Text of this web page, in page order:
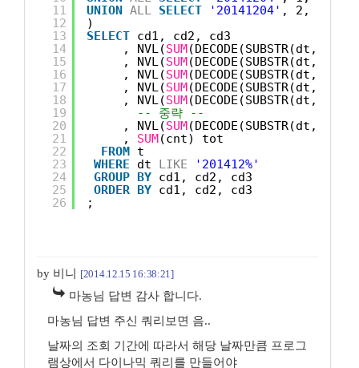
11
12
13
14
15
16
17
18
19
20
21
22
23
24
25
26
UNION ALL SELECT '20141204' , 2, 1, 1,
)
SELECT cd1, cd2, cd3
, NVL(SUM(DECODE(SUBSTR(dt, 7,
, NVL(SUM(DECODE(SUBSTR(dt, 7,
, NVL(SUM(DECODE(SUBSTR(dt, 7,
, NVL(SUM(DECODE(SUBSTR(dt, 7,
, NVL(SUM(DECODE(SUBSTR(dt, 7,
-- 중략 --
, NVL(SUM(DECODE(SUBSTR(dt, 7,
, SUM(cnt) tot
FROM t
WHERE
dt LIKE
'201412%'
GROUP BY cd1, cd2, cd3
ORDER BY cd1, cd2, cd3
;
by 비니 [2014.12.15 16:38:21]
마농님 답변 감사 합니다.
마농님 답변 주신 쿼리보면 음..
날짜의 조회 기간에 따라서 해당 날짜만큼 프로그
램상에서 다이나믹 쿼리를 만들어야